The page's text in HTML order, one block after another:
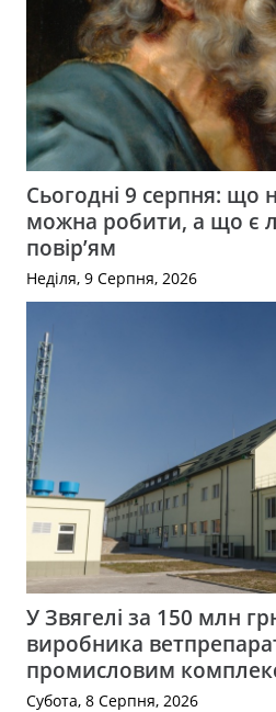
Сьогодні 9 серпня: що
можна робити, а що є
повір’ям
Неділя, 9 Серпня, 2026
У Звягелі за 150 млн
виробника
промисловим
Субота, 8 Серпня, 2026